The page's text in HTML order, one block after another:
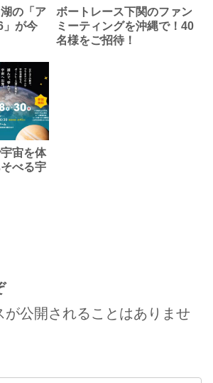
の「ア
」が今
ボートレース下関のファン
ミーティングを沖縄で！40
名様をご招待！
宙を体
べる宇
が公開されることはありませ